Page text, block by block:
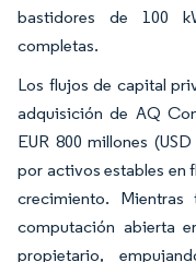
bastidores de 100
completas.
Los flujos de capital
adquisición de AQ
EUR 800 millones
por activos estables en
crecimiento.
computación abierta
propietario,